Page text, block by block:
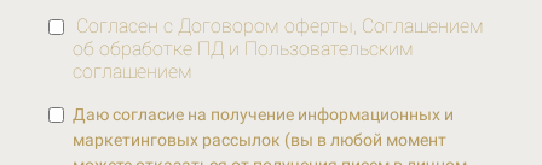
Согласен с Договором оферты, Соглашением
об обработке ПД и Пользовательским
соглашением
Даю согласие на получение информационных и
маркетинговых рассылок (вы в любой момент